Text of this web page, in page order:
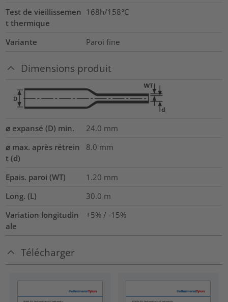
Test de vieillissemen
t thermique
168h/158°C
Variante Paroi fine
Dimensions produit
⌀ expansé (D) min. 24.0 mm
⌀ max. après rétrein
t (d)
8.0 mm
Epais. paroi (WT) 1.20 mm
Long. (L)
30.0 m
Variation longitudin
ale
+5% / -15%
Télécharger